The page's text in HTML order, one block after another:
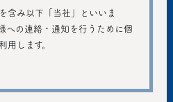
含み以下「当社」といいま
への連絡・通知を行うために個
用します。